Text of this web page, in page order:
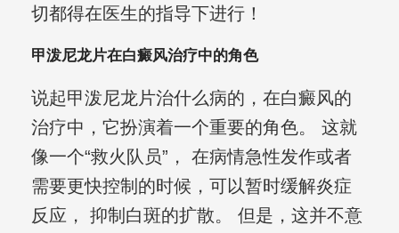
切都得在医生的指导下进行！
甲泼尼龙片在白癜风治疗中的角色
说起甲泼尼龙片治什么病的，在白癜风的
治疗中，它扮演着一个重要的角色。 这就
像一个“救火队员”， 在病情急性发作或者
需要更快控制的时候，可以暂时缓解炎症
反应， 抑制白斑的扩散。 但是，这并不意